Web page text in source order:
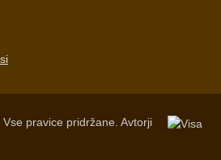
pravice pridržane. Avtorji